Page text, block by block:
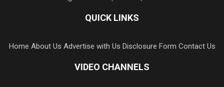
QUICK LINKS
Home About Us Advertise with Us Disclosure Form Contact Us
VIDEO CHANNELS